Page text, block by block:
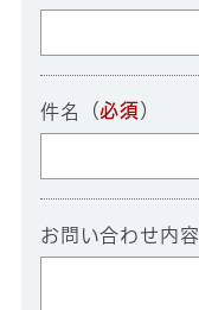
件名 （必須 ）
お問い合わせ内容